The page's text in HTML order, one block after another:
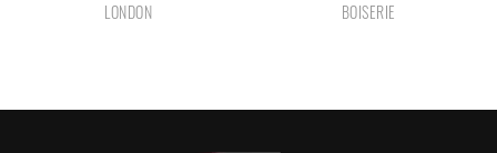
LONDON BOISERIE